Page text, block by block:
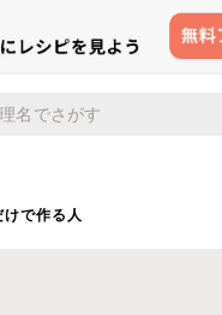
で作る人